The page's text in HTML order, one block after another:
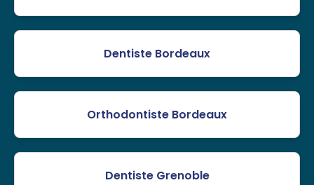
Dentiste Bordeaux
Orthodontiste Bordeaux
Dentiste Grenoble